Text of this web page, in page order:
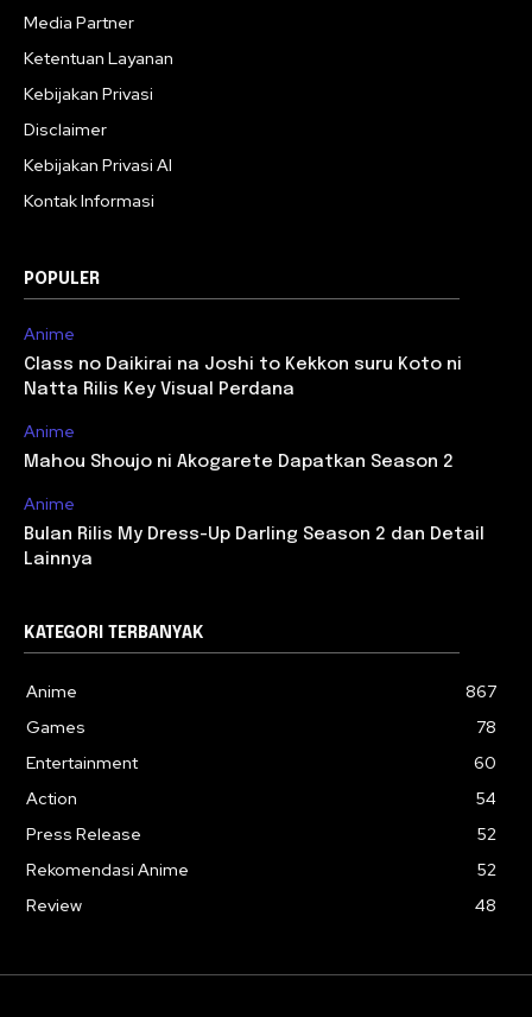
Media Partner
Ketentuan Layanan
Kebijakan Privasi
Disclaimer
Kebijakan Privasi AI
Kontak Informasi
POPULER
Anime
Class no Daikirai na Joshi to Kekkon suru Koto ni
Natta Rilis Key Visual Perdana
Anime
Mahou Shoujo ni Akogarete Dapatkan Season 2
Anime
Bulan Rilis My Dress-Up Darling Season 2 dan Detail
Lainnya
KATEGORI TERBANYAK
Anime
867
Games
78
Entertainment
60
Action
54
Press Release
52
Rekomendasi Anime
52
Review
48